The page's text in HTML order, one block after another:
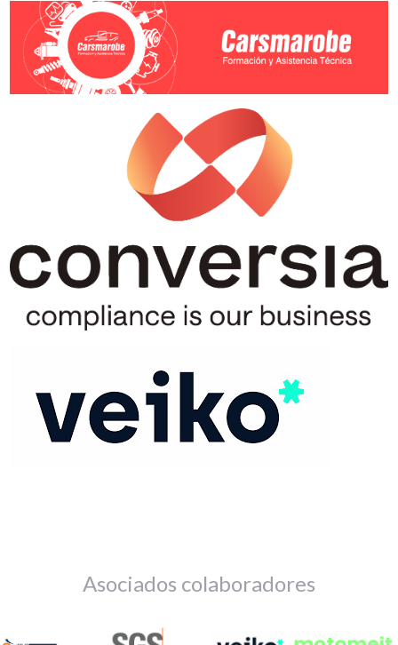
Asociados colaboradores